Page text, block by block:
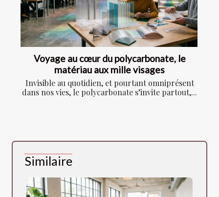
Voyage au cœur du polycarbonate, le
matériau aux mille visages
Invisible au quotidien, et pourtant omniprésent
dans nos vies, le polycarbonate s’invite partout,...
Similaire